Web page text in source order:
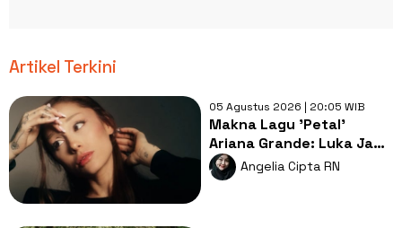
Artikel Terkini
05 Agustus 2026 | 20:05 WIB
Makna Lagu 'Petal'
Ariana Grande: Luka Jadi
Bahan Bakar untuk
Tumbuh
Angelia Cipta RN